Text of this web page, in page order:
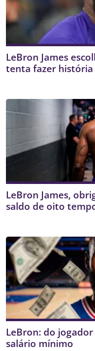
LeBron James
tenta fazer história
LeBron James,
saldo de oito
LeBron: do
salário mínimo